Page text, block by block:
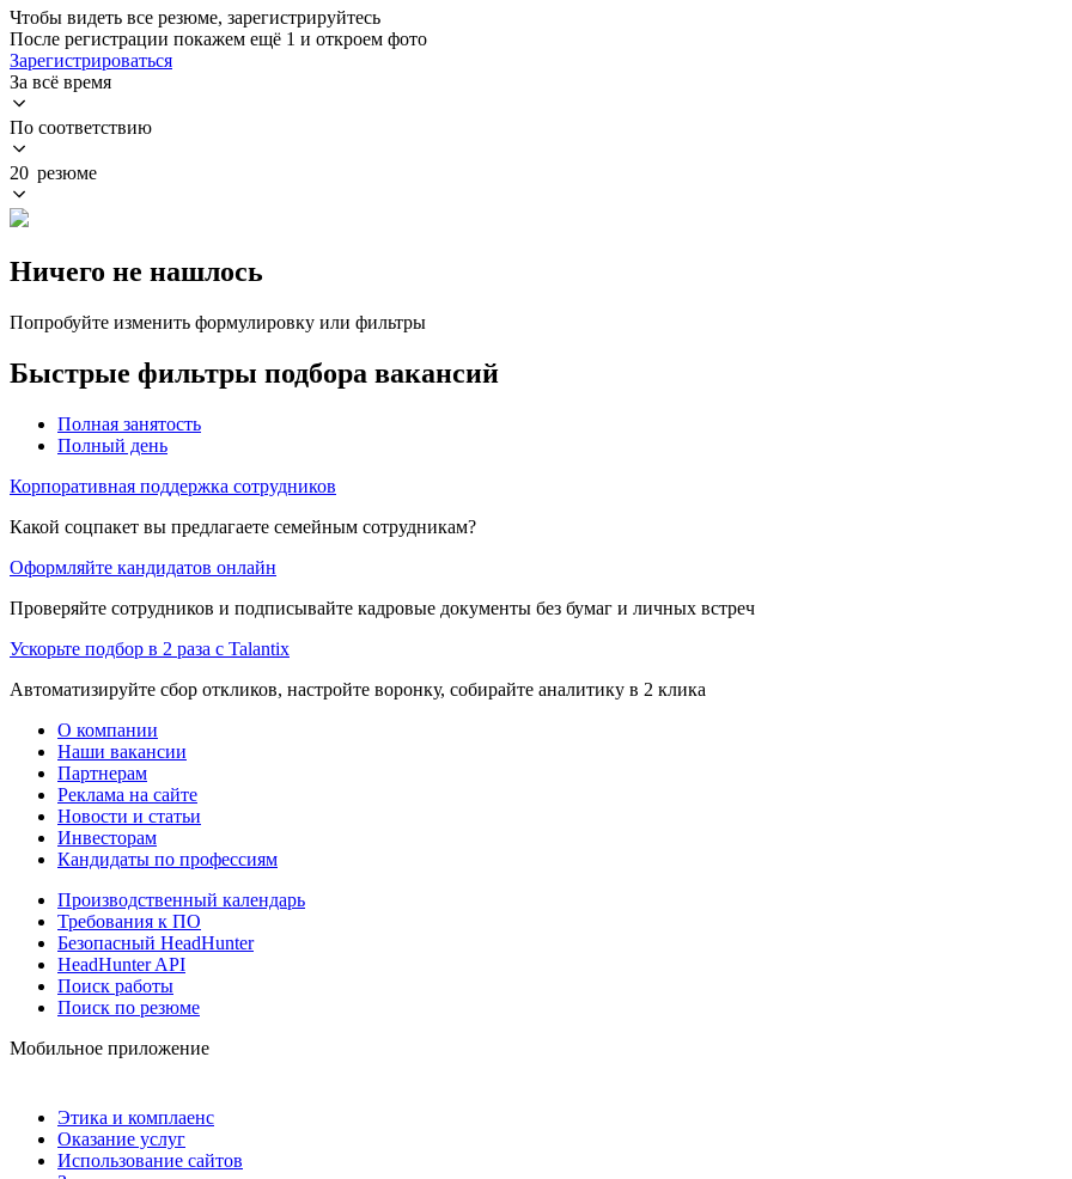
Чтобы видеть все резюме, зарегистрируйтесь
После регистрации покажем ещё 1 и откроем фото
Зарегистрироваться
За всё время
По соответствию
20 резюме
Ничего не нашлось
Попробуйте изменить формулировку или фильтры
Быстрые фильтры подбора вакансий
Полная занятость
Полный день
Корпоративная поддержка сотрудников
Какой соцпакет вы предлагаете семейным сотрудникам?
Оформляйте кандидатов онлайн
Проверяйте сотрудников и подписывайте кадровые документы без бумаг и личных встреч
Ускорьте подбор в 2 раза с Talantix
Автоматизируйте сбор откликов, настройте воронку, собирайте аналитику в 2 клика
О компании
Наши вакансии
Партнерам
Реклама на сайте
Новости и статьи
Инвесторам
Кандидаты по профессиям
Производственный календарь
Требования к ПО
Безопасный HeadHunter
HeadHunter API
Поиск работы
Поиск по резюме
Мобильное приложение
Этика и комплаенс
Оказание услуг
Использование сайтов